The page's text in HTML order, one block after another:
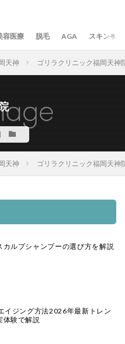
容医療 脱毛 AGA スキンケア
天神 ゴリラクリニック福岡天神
天神 ゴリラクリニック福岡天神
カルプシャンプーの選び方を解説
イジング方法2026年最新トレン
体験で解説